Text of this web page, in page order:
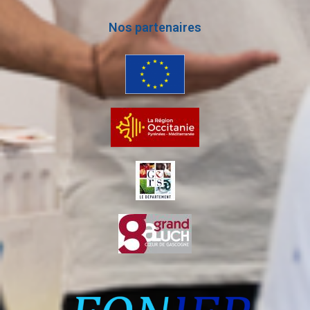
Nos partenaires